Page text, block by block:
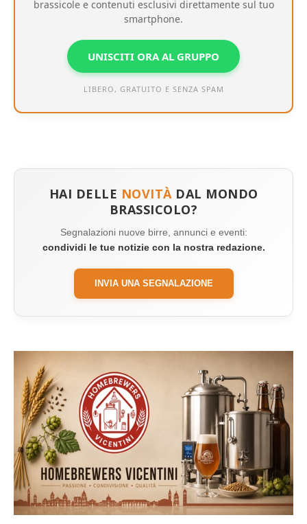
brassicole e contenuti esclusivi direttamente sul tuo
smartphone.
UNISCITI ORA AL GRUPPO
LIBERO, GRATUITO E SENZA SPAM
HAI DELLE NOVITÀ DAL MONDO
BRASSICOLO?
Segnalazioni nuove birre, annunci e eventi:
condividi le tue notizie con la nostra redazione.
INVIA UNA SEGNALAZIONE